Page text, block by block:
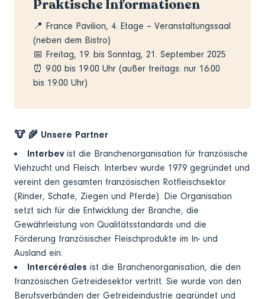
Praktische Informationen
📍 France Pavilion, 4. Etage – Veranstaltungssaal
(neben dem Bistro)
📅 Freitag, 19. bis Sonntag, 21. September 2025
⏰ 9:00 bis 19:00 Uhr (außer freitags: nur 16:00
bis 19:00 Uhr)
🐮 🌾 Unsere Partner
Interbevist die Branchenorganisation für französische
Viehzucht und Fleisch. Interbev wurde 1979 gegründet und
vereint den gesamten französischen Rotfleischsektor
(Rinder, Schafe, Ziegen und Pferde). Die Organisation
setzt sich für die Entwicklung der Branche, die
Gewährleistung von Qualitätsstandards und die
Förderung französischer Fleischprodukte im In- und
Ausland ein.
Intercéréales ist die Branchenorganisation, die den
französischen Getreidesektor vertritt. Sie wurde von den
Berufsverbänden der Getreideindustrie gegründet und